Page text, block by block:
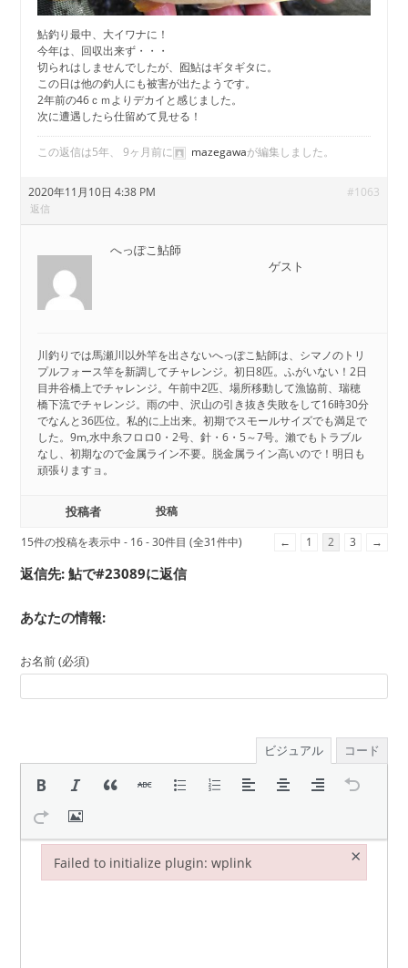
鮎釣り最中、大イワナに！
今年は、回収出来ず・・・
切られはしませんでしたが、囮鮎はギタギタに。
この日は他の釣人にも被害が出たようです。
2年前の46ｃｍよりデカイと感じました。
次に遭遇したら仕留めて見せる！
この返信は5年、 9ヶ月前に mazegawaが編集しました。
2020年11月10日 4:38 PM #1063
返信
へっぽこ鮎師
ゲスト
川釣りでは馬瀬川以外竿を出さないへっぽこ鮎師は、シマノのトリ
プルフォース竿を新調してチャレンジ。初日8匹。ふがいない！2日
目井谷橋上でチャレンジ。午前中2匹、場所移動して漁協前、瑞穂
橋下流でチャレンジ。雨の中、沢山の引き抜き失敗をして16時30分
でなんと36匹位。私的に上出来。初期でスモールサイズでも満足で
した。9m,水中糸フロロ0・2号、針・6・5～7号。瀨でもトラブル
なし、初期なので金属ライン不要。脱金属ライン高いので！明日も
頑張りますョ。
投稿者
投稿
15件の投稿を表示中 - 16 - 30件目 (全31件中)
← 1 2 3 →
返信先: 鮎で#23089に返信
あなたの情報:
お名前 (必須)
ビジュアル コード
Failed to initialize plugin: wplink ×
Failed to initialize plugin: wplink